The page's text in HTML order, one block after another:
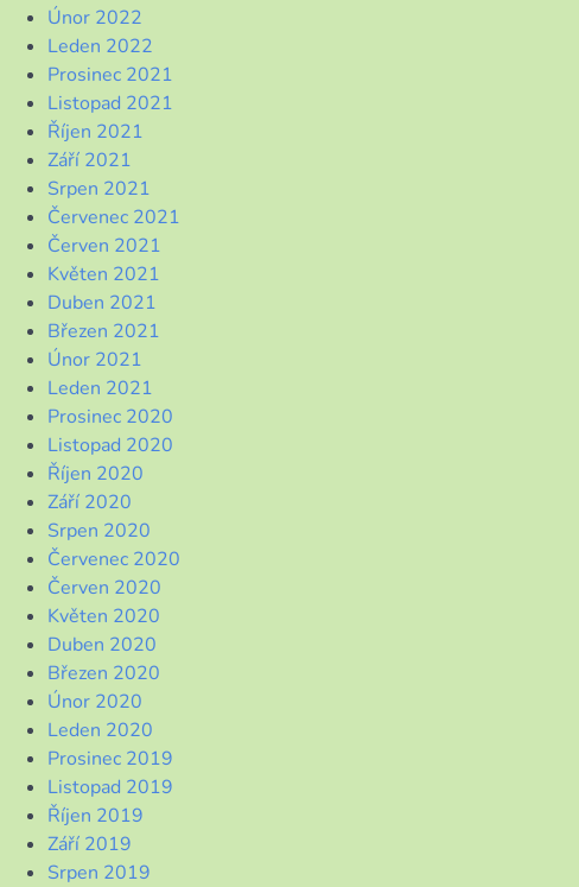
Únor 2022
Leden 2022
Prosinec 2021
Listopad 2021
Říjen 2021
Září 2021
Srpen 2021
Červenec 2021
Červen 2021
Květen 2021
Duben 2021
Březen 2021
Únor 2021
Leden 2021
Prosinec 2020
Listopad 2020
Říjen 2020
Září 2020
Srpen 2020
Červenec 2020
Červen 2020
Květen 2020
Duben 2020
Březen 2020
Únor 2020
Leden 2020
Prosinec 2019
Listopad 2019
Říjen 2019
Září 2019
Srpen 2019